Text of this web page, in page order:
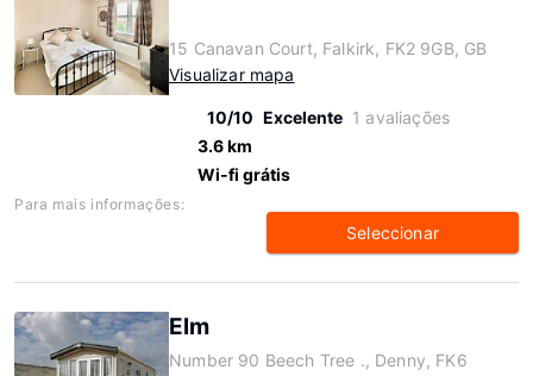
15 Canavan Court, Falkirk, FK2 9GB, GB
Visualizar mapa
10/10 Excelente 1 avaliações
3.6 km
Wi-fi grátis
Para mais informações:
Seleccionar
Elm
Number 90 Beech Tree ., Denny, FK6